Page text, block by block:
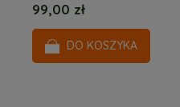
99,00 zł
DO KOSZYKA